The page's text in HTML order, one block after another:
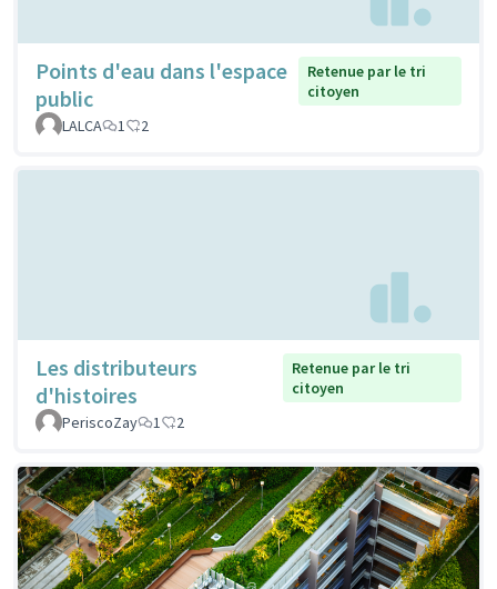
Points d'eau dans l'espace
public
Retenue par le tri
citoyen
LALCA
1 2
Les distributeurs
d'histoires
Retenue par le tri
citoyen
PeriscoZay
1 2